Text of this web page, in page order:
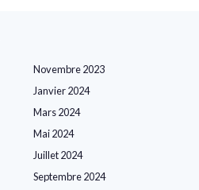
Novembre 2023
Janvier 2024
Mars 2024
Mai 2024
Juillet 2024
Septembre 2024